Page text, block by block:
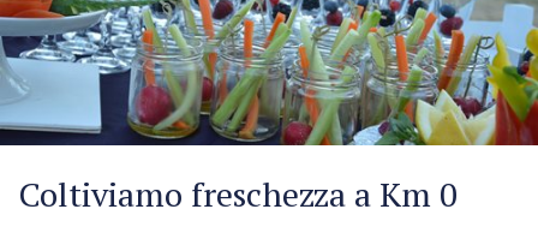
Coltiviamo freschezza a Km 0